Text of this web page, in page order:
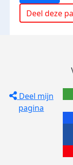
Deel deze
Deel mijn
pagina